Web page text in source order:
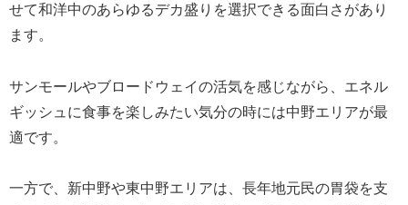
せて和洋中のあらゆるデカ盛りを選択できる面白さがあり
ます。
サンモールやブロードウェイの活気を感じながら、エネル
ギッシュに食事を楽しみたい気分の時には中野エリアが最
適です。
一方で、新中野や東中野エリアは、長年地元民の胃袋を支